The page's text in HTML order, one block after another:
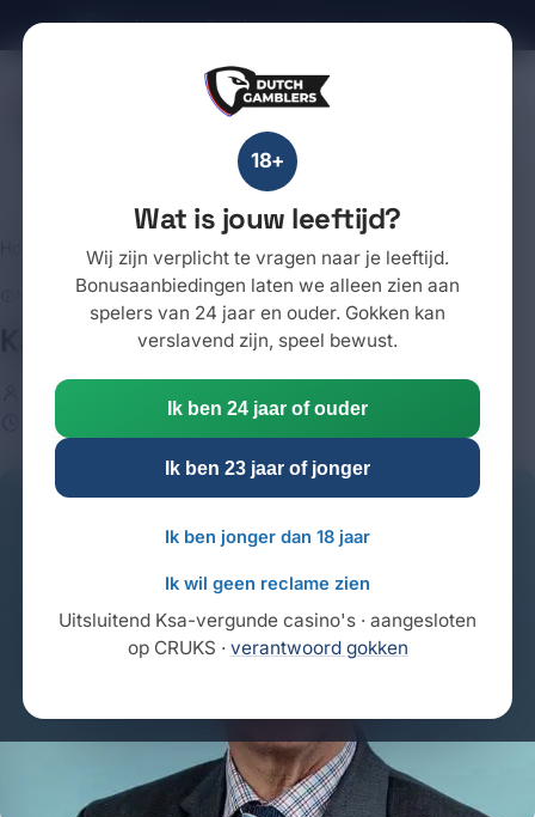
18+
Wat is jouw leeftijd?
Wij zijn verplicht te vragen naar je leeftijd.
Bonusaanbiedingen laten we alleen zien aan
spelers van 24 jaar en ouder. Gokken kan
verslavend zijn, speel bewust.
Ik ben 24 jaar of ouder
Ik ben 23 jaar of jonger
Ik ben jonger dan 18 jaar
Ik wil geen reclame zien
Uitsluitend Ksa-vergunde casino's · aangesloten
op CRUKS · verantwoord gokken
18+ Onafhankelijk & KVA-gecertificeerd · speel bewust
Blogs / Nieuwsblogs
NIEUWSBLOGS
Kansloos zonder samenwerking
Het DutchGamblers Schrijfteam
2 min lezen